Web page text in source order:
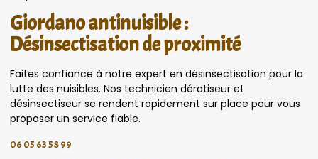
Giordano antinuisible :
Désinsectisation de proximité
Faites confiance à notre expert en désinsectisation pour la
lutte des nuisibles. Nos technicien dératiseur et
désinsectiseur se rendent rapidement sur place pour vous
proposer un service fiable.
06 05 63 58 99